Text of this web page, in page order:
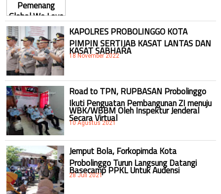
KAPOLRES PROBOLINGGO KOTA
PIMPIN SERTIJAB KASAT LANTAS DAN
KASAT SABHARA
18 November 2022
Road to TPN, RUPBASAN Probolinggo
Ikuti Penguatan Pembangunan ZI menuju
WBK/WBBM Oleh Inspektur Jenderal
Secara Virtual
10 Agustus 2021
Jemput Bola, Forkopimda Kota
Probolinggo Turun Langsung Datangi
Basecamp PPKL Untuk Audensi
28 Juli 2021